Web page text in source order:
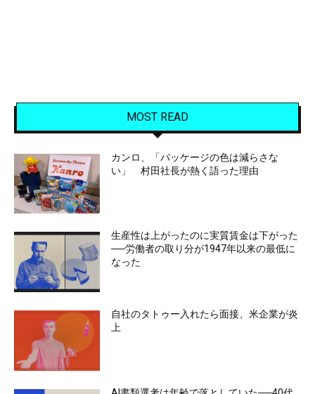
MOST READ
カンロ、「パッケージの色は減らさな
い」 村田社長が熱く語った理由
生産性は上がったのに実質賃金は下がった
──労働者の取り分が1947年以来の最低に
なった
自社のタトゥー入れたら面接、米企業が炎
上